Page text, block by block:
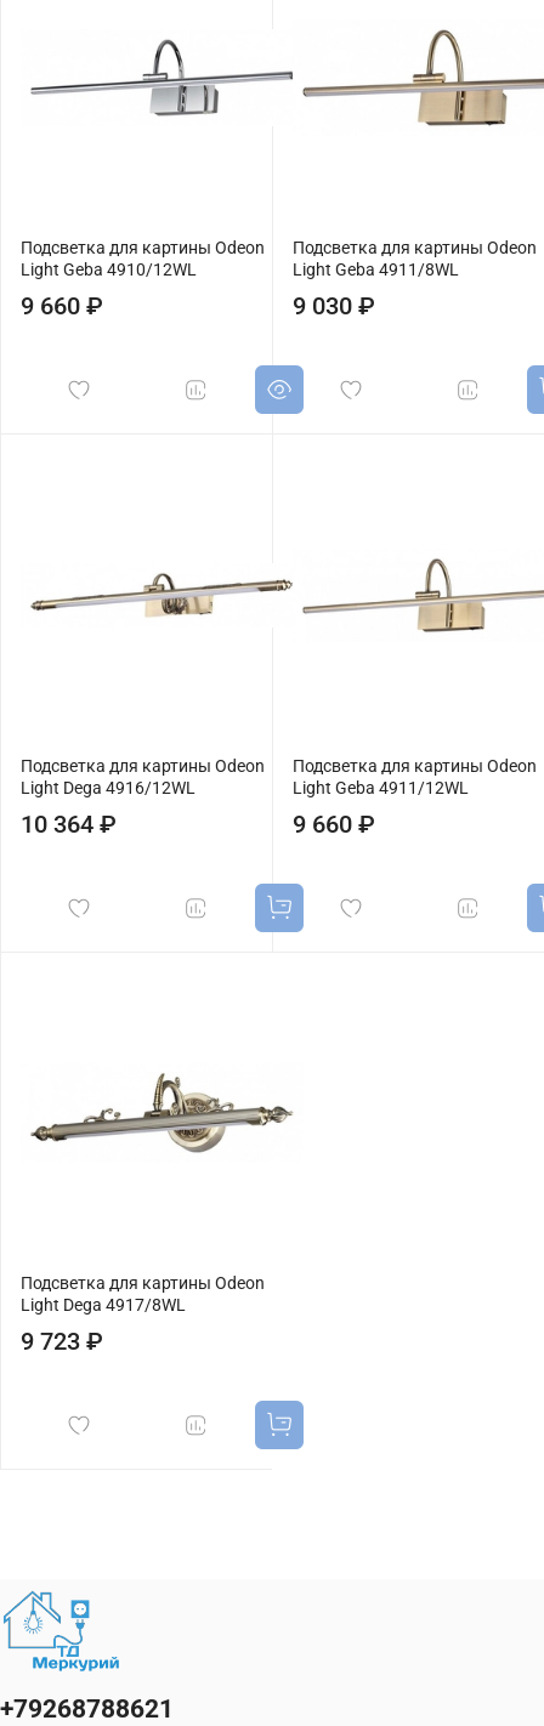
Подсветка для картины Odeon
Light Geba 4910/12WL
9 660 ₽
Подсветка для картины Odeon
Light Geba 4911/8WL
9 030 ₽
Подсветка для картины Odeon
Light Dega 4916/12WL
10 364 ₽
Подсветка для картины Odeon
Light Geba 4911/12WL
9 660 ₽
Подсветка для картины Odeon
Light Dega 4917/8WL
9 723 ₽
+79268788621